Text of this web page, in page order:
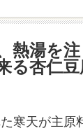
熱湯を
る杏仁
寒天が主原